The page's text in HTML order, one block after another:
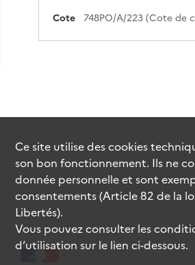
Cote
748PO/A/223 (Cote de
Ce site utilise descookies
son bon fonctionnement. Ils ne
donnée personnelle et sont
consentements (Article 82 de la
Libertés).
Vous pouvez consulter les
d’utilisation sur le lien ci-dessous.